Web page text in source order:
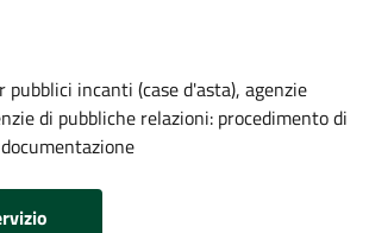
pubblici incanti (case d'asta), agenzie
di pubbliche relazioni: procedimento di